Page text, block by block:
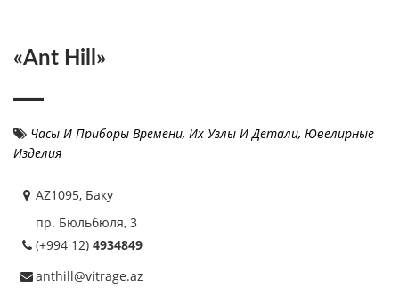
«Ant Hill»
Часы И Приборы Времени, Их Узлы И Детали, Ювелирные
Изделия
AZ1095, Баку
пр. Бюльбюля, 3
(+994 12) 4934849
anthill@vitrage.az